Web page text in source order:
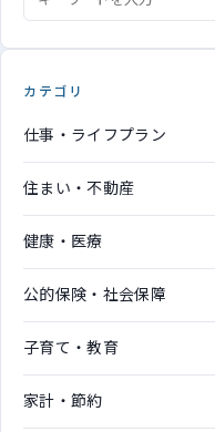
カテゴリ
仕事・ライフプラン
住まい・不動産
健康・医療
公的保険・社会保障
子育て・教育
家計・節約